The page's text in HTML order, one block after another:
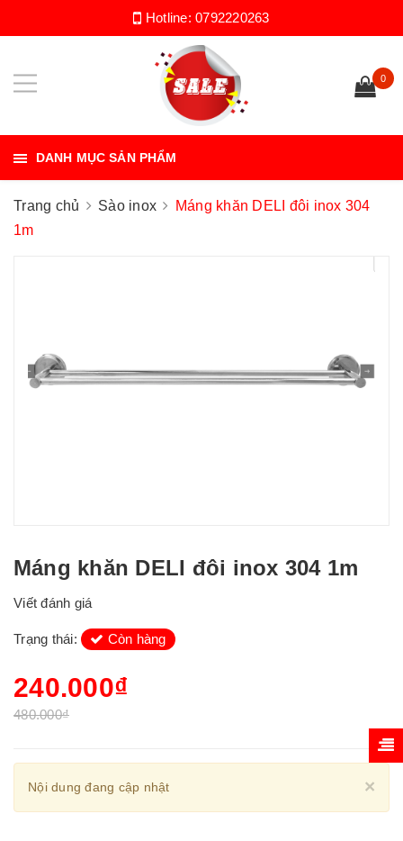
Hotline:0792220263
0
DANH MỤC SẢN PHẨM
Trang chủ Sào inox
Máng khăn DELI đôi inox 304
1m
Máng khăn DELI đôi inox 304 1m
Viết đánh giá
Trạng thái: Còn hàng
240.000₫
480.000₫
×
Nội dung đang cập nhật